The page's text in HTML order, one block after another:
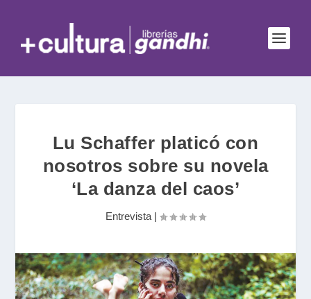
Lu Schaffer platicó con
nosotros sobre su novela
‘La danza del caos’
Entrevista |